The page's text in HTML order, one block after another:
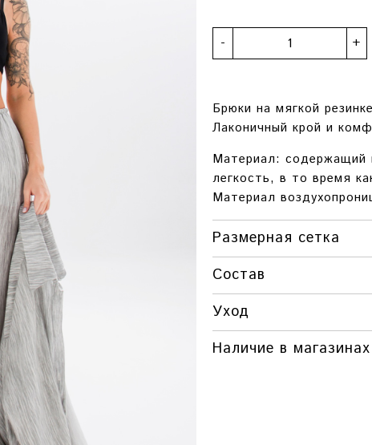
- +
Брюки на мягкой
Лаконичный крой и
Материал: содержащий
легкость, в то время
Материал
Размерная сетка
РАЗМЕР
ONESIZE
Состав
Уход
Наличие в магазинах